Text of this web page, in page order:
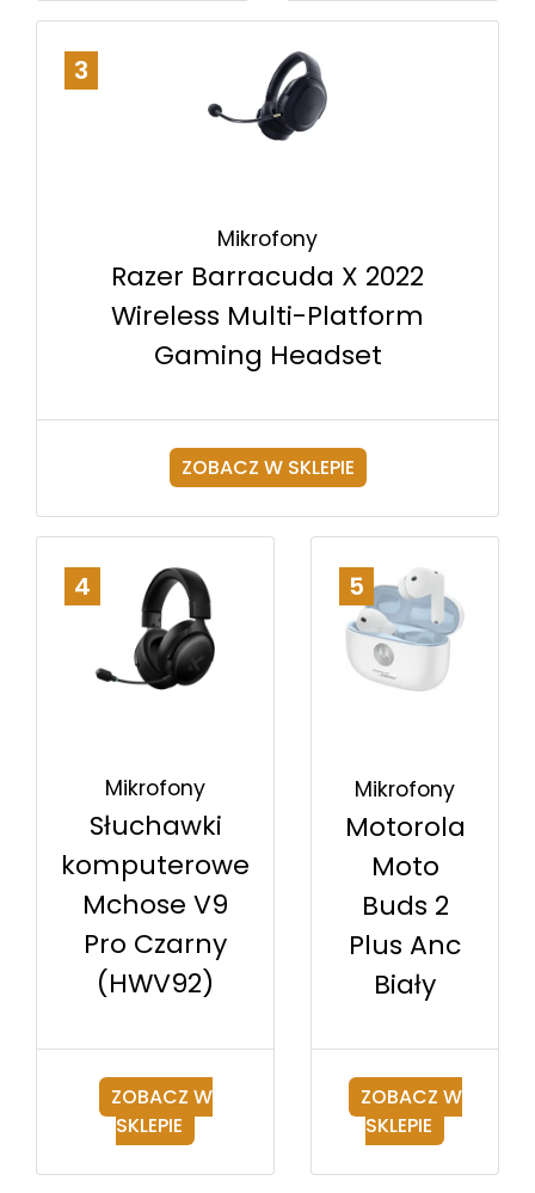
3
Mikrofony
Razer Barracuda X 2022
Wireless Multi-Platform
Gaming Headset
ZOBACZ W SKLEPIE
4
Mikrofony
Słuchawki
komputerowe
Mchose V9
Pro Czarny
(HWV92)
ZOBACZ W
SKLEPIE
5
Mikrofony
Motorola
Moto
Buds 2
Plus Anc
Biały
ZOBACZ W
SKLEPIE